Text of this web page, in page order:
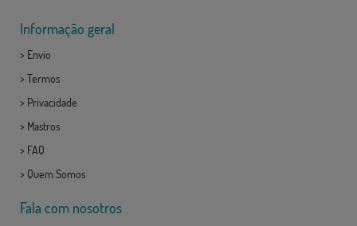
Informação geral
> Envio
> Termos
> Privacidade
> Mastros
> FAQ
> Quem Somos
Fala com nosotros